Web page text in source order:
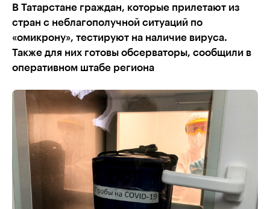
В Татарстане граждан, которые прилетают из
стран с неблагополучной ситуаций по
«омикрону», тестируют на наличие вируса.
Также для них готовы обсерваторы, сообщили в
оперативном штабе региона